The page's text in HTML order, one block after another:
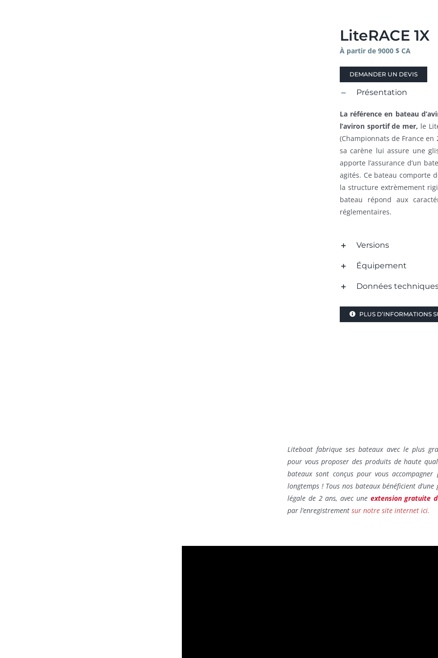
LiteRACE 1X
À partir de 9000 $ CA
DEMANDER UN DEVIS
Présentation
La référence en bateau
l’aviron sportif de mer, le
(Championnats de France
sa carène lui assure une
apporte l’assurance d’un
agités. Ce bateau comporte
la structure extrèmement
bateau répond aux
réglementaires.
Versions
Équipement
Données
PLUS D’INFORMATIONS
Liteboat fabrique ses bateaux avec le plus
pour vous proposer des produits de haute
bateaux sont conçus pour vous accompagner
longtemps ! Tous nos bateaux bénéficient d’une
légale de 2 ans, avec une extension gratuite
par l’enregistrementsur notre site internet ici.